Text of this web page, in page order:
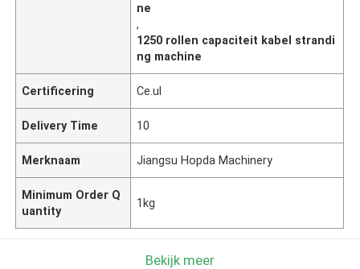
ne
,
1250 rollen capaciteit kabel strandi
ng machine
Certificering Ce.ul
Delivery Time 10
Merknaam Jiangsu Hopda Machinery
Minimum Order Q
uantity
1kg
Bekijk meer